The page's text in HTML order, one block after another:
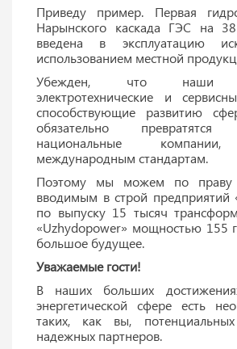
Приведу пример. Первая
Нарынского каскада ГЭС на
введена в эксплуатацию
использованием местной
Убежден, что наши
электротехнические и
способствующие развитию
обязательно
национальные
международным стандартам.
Поэтому мы можем по праву
вводимым в строй предприятий
по выпуску 15 тысяч
«Uzhydopower» мощностью 155
большое будущее.
Уважаемые гости!
В наших больших
энергетической сфере есть
таких, как вы,
надежных партнеров.